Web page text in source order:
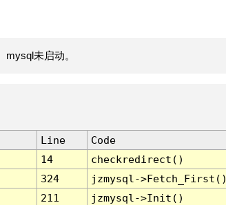
未启动。
Line
Code
14
checkredirect()
324
jzmysql-
211
jzmysql->Init()